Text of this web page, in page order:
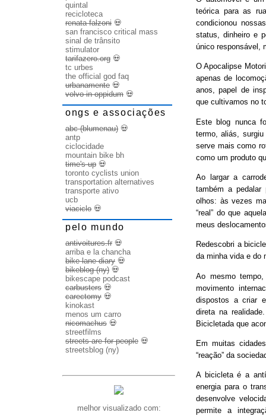
teórica para as
condicionou
status, dinheiro e
único responsável,
O Apocalipse
apenas de
anos, papel de
que cultivamos no
Este blog nunca
termo, aliás,
serve mais como
como um produto
Ao largar a
também a pedalar
olhos: às vezes
“real” do que
meus
Redescobri a
da minha vida e do
Ao mesmo
movimento
dispostos a criar
direta na
Bicicletada que
Em muitas
“reação” da
A bicicleta é a
energia para o
desenvolve
permite a
quintal
recicloteca
renata falzoni 💀
san francisco critical mass
sinal de trânsito
stimulator
tarifazero.org 💀
tc urbes
the official god faq
urbanamente 💀
volvo in oppidum 💀
ongs e associações
abc (blumenau) 💀
antp
ciclocidade
mountain bike bh
time's up 💀
toronto cyclists union
transportation alternatives
transporte ativo
ucb
viaciclo 💀
pelo mundo
antivoitures.fr 💀
arriba e la chancha
bike lane diary 💀
bikeblog (ny) 💀
bikescape podcast
carbusters 💀
carectomy 💀
kinokast
menos um carro
nicomachus 💀
streetfilms
streets are for people 💀
streetsblog (ny)
melhor visualizado com: